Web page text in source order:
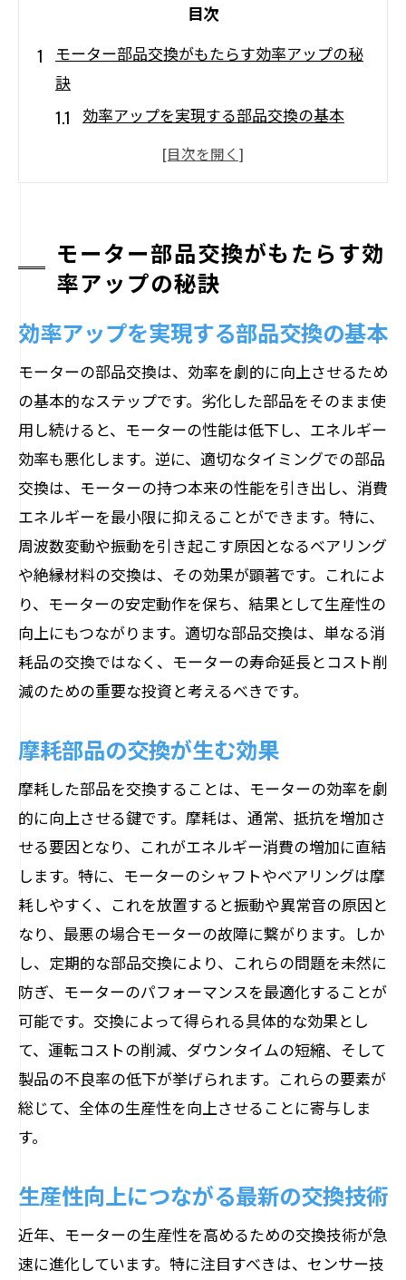
目次
モーター部品交換がもたらす効率アップの秘
訣
効率アップを実現する部品交換の基本
摩耗部品の交換が生む効果
生産性向上につながる最新の交換技術
交換部品の選定で業務効率を向上
実際の効果を示す事例紹介
タイミング
最適な交換時期の見極め方
部品交換スケジュールの重要性
長寿命化に寄与するメンテナンス戦略
タイミングを逃さないためのチェックリ
スト
専門家が推奨する交換サイクル
交換時期を予測する技術の進化
エネルギー効率を劇的に改善するモーター部
品の選び方
エネルギー効率向上に必要な部品の特徴
選定ミスを防ぐための基礎知識
ト
環境に優しい部品交換のすすめ
エネルギー消費を減少させる最新部品
選び方による運用コストの低減効果
多くの企業が見逃しがちなモーター部品交換
の重要性
見逃されがちな交換のリスク
企業が気づかぬ部品交換のメリット
交換を怠るとどうなるか
課題解決に向けた部品交換の実践例
設備コストを抑えるための交換戦略
交換の重要性を啓発する社内教育
業務プロセスに合わせた交換手法
交換作業の効率化を図るためのツール
具体的手順と注意点の解説
モーター部品交換がもたらす効
率アップの秘訣
効率アップを実現する部品交換の基本
モーターの部品交換は、効率を劇的に向上させるため
の基本的なステップです。劣化した部品をそのまま使
用し続けると、モーターの性能は低下し、エネルギー
効率も悪化します。逆に、適切なタイミングでの部品
交換は、モーターの持つ本来の性能を引き出し、消費
エネルギーを最小限に抑えることができます。特に、
周波数変動や振動を引き起こす原因となるベアリング
や絶縁材料の交換は、その効果が顕著です。これによ
り、モーターの安定動作を保ち、結果として生産性の
向上にもつながります。適切な部品交換は、単なる消
耗品の交換ではなく、モーターの寿命延長とコスト削
減のための重要な投資と考えるべきです。
摩耗部品の交換が生む効果
摩耗した部品を交換することは、モーターの効率を劇
的に向上させる鍵です。摩耗は、通常、抵抗を増加さ
せる要因となり、これがエネルギー消費の増加に直結
します。特に、モーターのシャフトやベアリングは摩
耗しやすく、これを放置すると振動や異常音の原因と
なり、最悪の場合モーターの故障に繋がります。しか
し、定期的な部品交換により、これらの問題を未然に
防ぎ、モーターのパフォーマンスを最適化することが
可能です。交換によって得られる具体的な効果とし
て、運転コストの削減、ダウンタイムの短縮、そして
製品の不良率の低下が挙げられます。これらの要素が
総じて、全体の生産性を向上させることに寄与しま
す。
生産性向上につながる最新の交換技術
近年、モーターの生産性を高めるための交換技術が急
速に進化しています。特に注目すべきは、センサー技